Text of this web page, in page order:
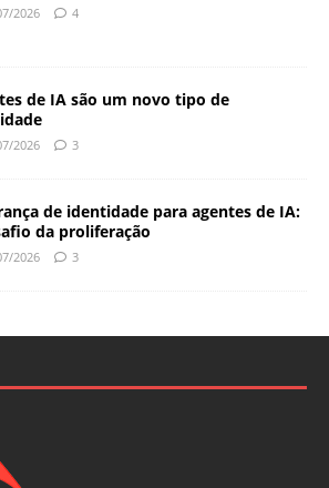
2026 4
de IA são um novo tipo de
2026 3
de identidade para agentes de IA:
da proliferação
2026 3